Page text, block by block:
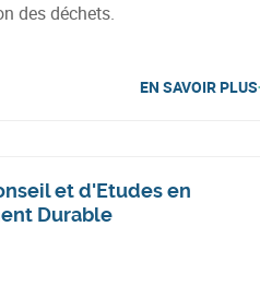
des déchets.
EN SAVOIR PLUS
et d'Etudes en
Durable